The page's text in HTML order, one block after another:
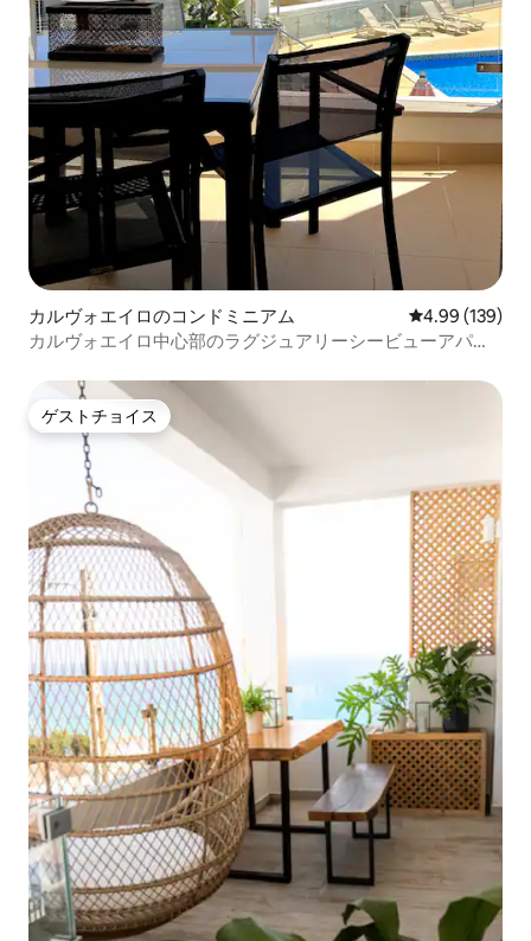
カルヴォエイロのコンドミニアム レビュー139
4.99 (139)
カルヴォエイロ中心部のラグジュアリーシービューアパー
ゲストチョイス
ゲストチョイス